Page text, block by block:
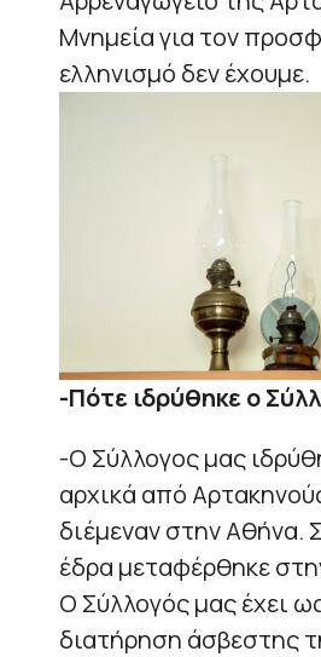
Μνημεία για τον
ελληνισμό δεν έχουμε.
-Πότε ιδρύθηκε ο
-Ο Σύλλογος μας
αρχικά από
διέμεναν στην Αθήνα.
έδρα μεταφέρθηκε
Ο Σύλλογός μας έχει
διατήρηση άσβεστης